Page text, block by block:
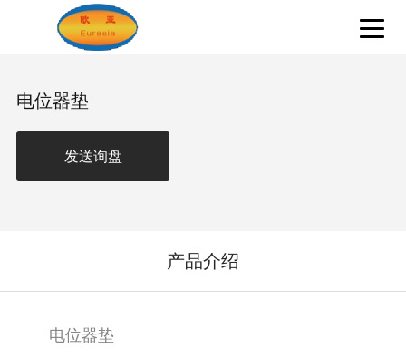
电位器垫
发送询盘
产品介绍
电位器垫